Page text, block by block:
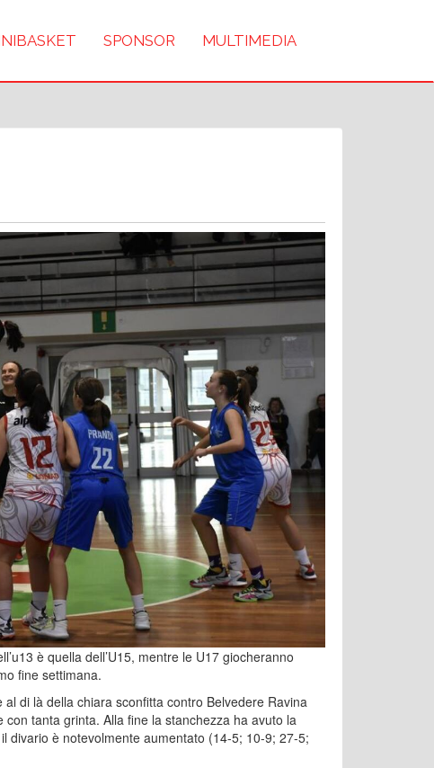
SPONSOR MULTIMEDIA
è quella dell’U15, mentre le U17 giocheranno
fine settimana.
di là della chiara sconfitta contro Belvedere Ravina
tanta grinta. Alla fine la stanchezza ha avuto la
divario è notevolmente aumentato (14-5; 10-9; 27-5;